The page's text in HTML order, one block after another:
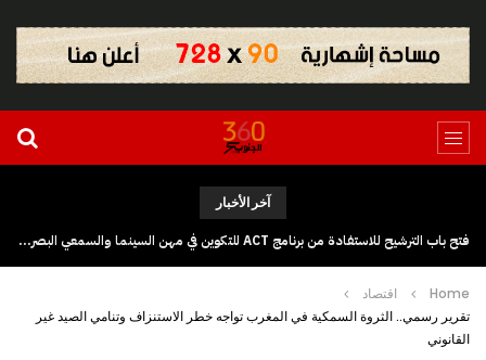
آخر الأخبار
فتح باب الترشيح للاستفادة من برنامج ACT للتكوين في مهن السينما والسمعي البصري بجهة كلميم وادنون
Home
اقتصاد
تقرير رسمي.. الثروة السمكية في المغرب تواجه خطر الاستنزاف وتنامي الصيد غير
القانوني